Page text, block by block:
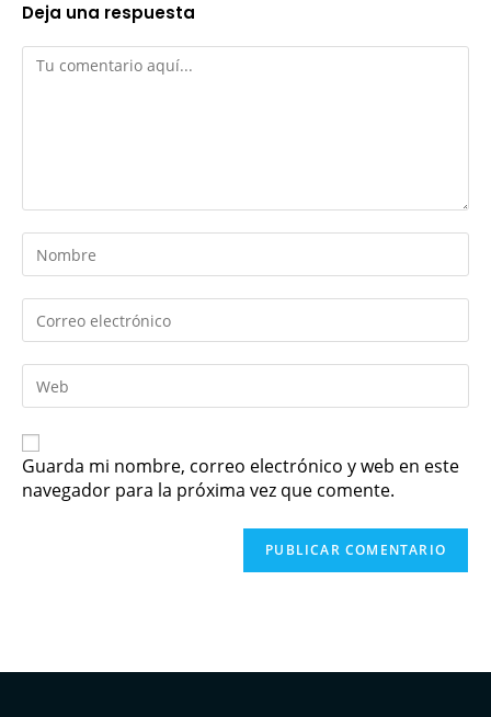
Deja una respuesta
Guarda mi nombre, correo electrónico y web en este
navegador para la próxima vez que comente.